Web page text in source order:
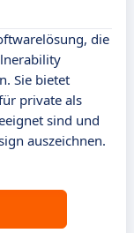
die
Sie bietet
private als
sind und
auszeichnen.